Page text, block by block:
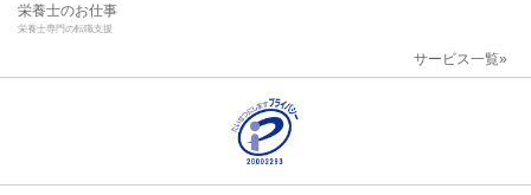
栄養士のお仕事
栄養士専門の転職支援
サービス一覧»